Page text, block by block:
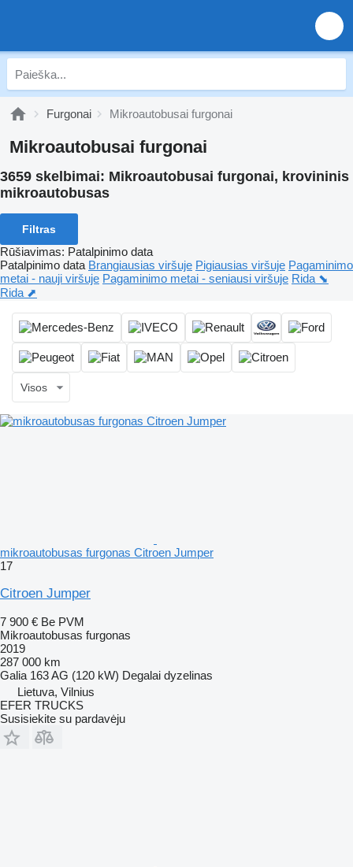
Furgonai Mikroautobusai furgonai
Mikroautobusai furgonai
3659 skelbimai: Mikroautobusai furgonai, krovininis
mikroautobusas
Filtras
Rūšiavimas: Patalpinimo data
Patalpinimo data Brangiausias viršuje Pigiausias viršuje Pagaminimo
metai - nauji viršuje Pagaminimo metai - seniausi viršuje Rida ⬊
Rida ⬈
Visos
mikroautobusas furgonas Citroen Jumper
17
Citroen Jumper
7 900 € Be PVM
Mikroautobusas furgonas
2019
287 000 km
Galia 163 AG (120 kW) Degalai dyzelinas
Lietuva, Vilnius
EFER TRUCKS
Susisiekite su pardavėju